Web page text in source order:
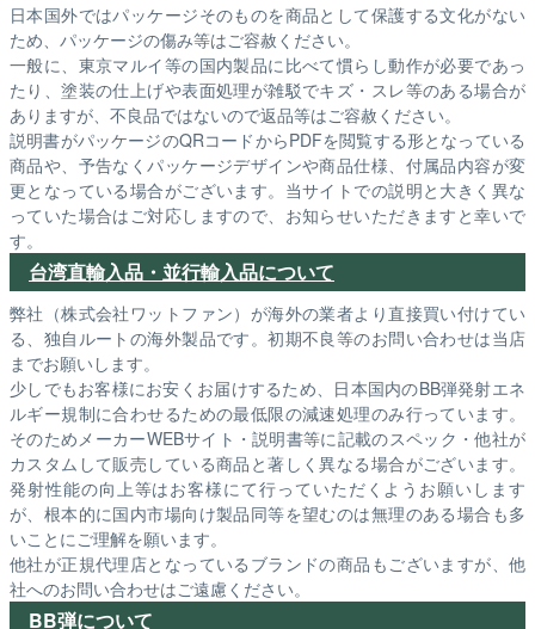
日本国外ではパッケージそのものを商品として保護する文化がない
ため、パッケージの傷み等はご容赦ください。
一般に、東京マルイ等の国内製品に比べて慣らし動作が必要であっ
たり、塗装の仕上げや表面処理が雑駁でキズ・スレ等のある場合が
ありますが、不良品ではないので返品等はご容赦ください。
説明書がパッケージのQRコードからPDFを閲覧する形となっている
商品や、予告なくパッケージデザインや商品仕様、付属品内容が変
更となっている場合がございます。当サイトでの説明と大きく異な
っていた場合はご対応しますので、お知らせいただきますと幸いで
す。
台湾直輸入品・並行輸入品について
弊社（株式会社ワットファン）が海外の業者より直接買い付けてい
る、独自ルートの海外製品です。初期不良等のお問い合わせは当店
までお願いします。
少しでもお客様にお安くお届けするため、日本国内のBB弾発射エネ
ルギー規制に合わせるための最低限の減速処理のみ行っています。
そのためメーカーWEBサイト・説明書等に記載のスペック・他社が
カスタムして販売している商品と著しく異なる場合がございます。
発射性能の向上等はお客様にて行っていただくようお願いします
が、根本的に国内市場向け製品同等を望むのは無理のある場合も多
いことにご理解を願います。
他社が正規代理店となっているブランドの商品もございますが、他
社へのお問い合わせはご遠慮ください。
BB弾について